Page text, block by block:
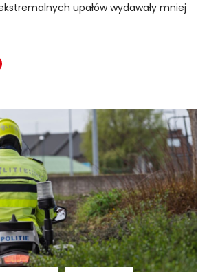
upałów wydawały mniej